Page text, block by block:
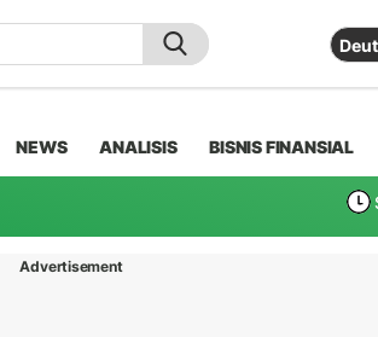
NEWS ANALISIS BISNIS FINANSIAL
Advertisement